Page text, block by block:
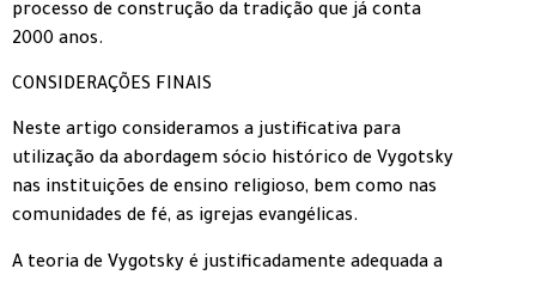
processo de construção da tradição que já conta
2000 anos.
CONSIDERAÇÕES FINAIS
Neste artigo consideramos a justificativa para
utilização da abordagem sócio histórico de Vygotsky
nas instituições de ensino religioso, bem como nas
comunidades de fé, as igrejas evangélicas.
A teoria de Vygotsky é justificadamente adequada a